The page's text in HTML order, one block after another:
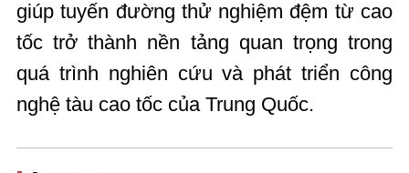
giúp tuyến đường thử nghiệm đệm từ cao
tốc trở thành nền tảng quan trọng trong
quá trình nghiên cứu và phát triển công
nghệ tàu cao tốc của Trung Quốc.